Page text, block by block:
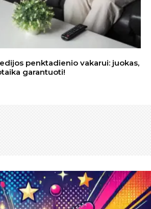
penktadienio vakarui: juokas,
garantuoti!